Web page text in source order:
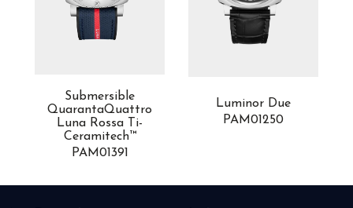
Submersible
QuarantaQuattro
Luna Rossa Ti-
Ceramitech™
PAM01391
Luminor Due
PAM01250